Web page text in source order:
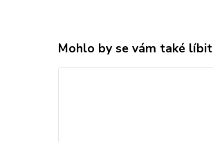
Mohlo by se vám také líbit